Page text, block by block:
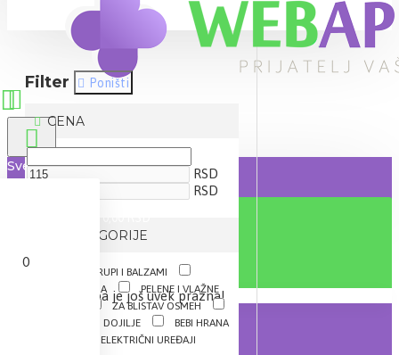
Sve
0
Vaša korpa je još uvek prazna!
Filter Poništi
CENA
RSD
RSD
IZ KATEGORIJE
ČAJEVI, SIRUPI I BALZAMI
KUPANJE I NEGA
PELENE I VLAŽNE
ZA BLISTAV OSMEH
ZA TRUDNICE I DOJILJE
BEBI HRANA
OPREMA I ELEKTRIČNI UREĐAJI